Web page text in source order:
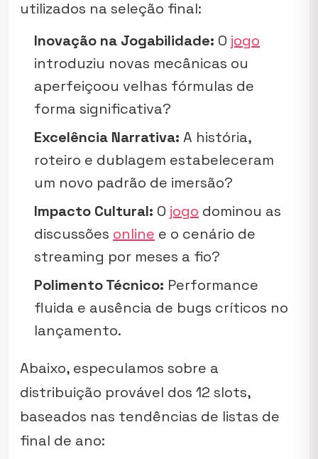
utilizados na seleção final:
Inovação na Jogabilidade: O jogo
introduziu novas mecânicas ou
aperfeiçoou velhas fórmulas de
forma significativa?
Excelência Narrativa: A história,
roteiro e dublagem estabeleceram
um novo padrão de imersão?
Impacto Cultural: O jogo dominou as
discussões online e o cenário de
streaming por meses a fio?
Polimento Técnico: Performance
fluida e ausência de bugs críticos no
lançamento.
Abaixo, especulamos sobre a
distribuição provável dos 12 slots,
baseados nas tendências de listas de
final de ano: